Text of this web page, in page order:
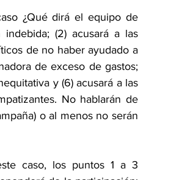
¿Qué dirá el equipo de
(2) acusará a las
de no haber ayudado a
de exceso de gastos;
y (6) acusará a las
No hablarán de
o al menos no serán
caso, los puntos 1 a 3